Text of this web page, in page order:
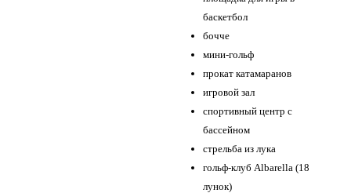
баскетбол
бочче
мини-гольф
прокат катамаранов
игровой зал
спортивный центр с
бассейном
стрельба из лука
гольф-клуб Albarella (18
лунок)